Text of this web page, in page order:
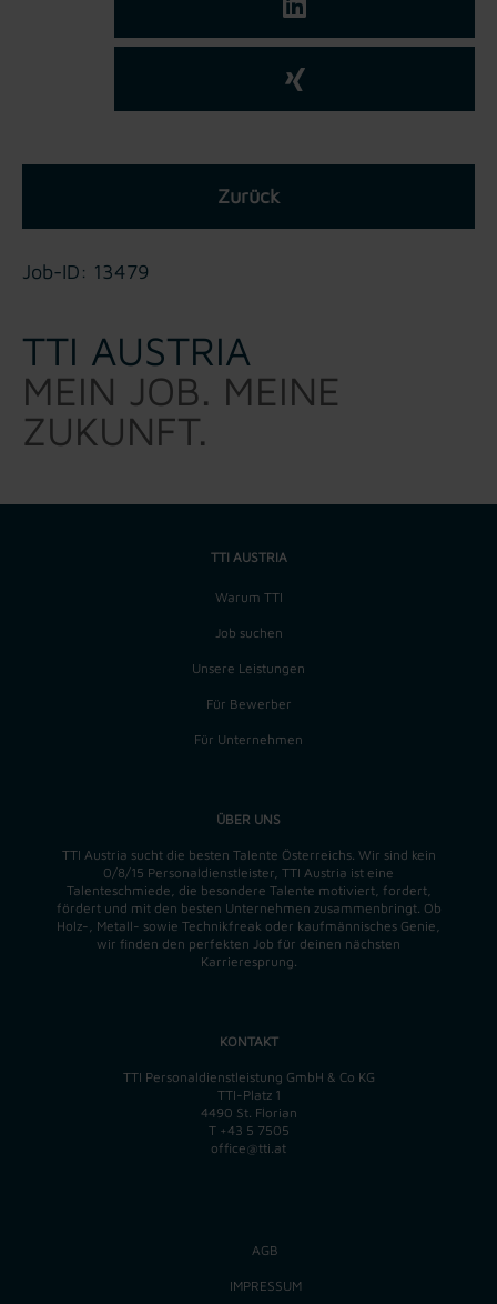
Zurück
Job-ID: 13479
TTI AUSTRIA
MEIN JOB. MEINE
ZUKUNFT.
TTI AUSTRIA
Warum TTI
Job suchen
Unsere Leistungen
Für Bewerber
Für Unternehmen
ÜBER UNS
TTI Austria sucht die besten Talente Österreichs. Wir sind kein
0/8/15 Personaldienstleister, TTI Austria ist eine
Talenteschmiede, die besondere Talente motiviert, fordert,
fördert und mit den besten Unternehmen zusammenbringt. Ob
Holz-, Metall- sowie Technikfreak oder kaufmännisches Genie,
wir finden den perfekten Job für deinen nächsten
Karrieresprung.
KONTAKT
TTI Personaldienstleistung GmbH & Co KG
TTI-Platz 1
4490 St. Florian
T +43 5 7505
office@tti.at
AGB
IMPRESSUM